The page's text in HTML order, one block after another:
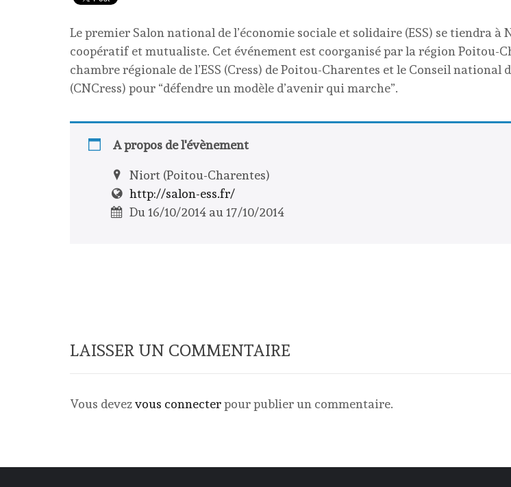
Le premier Salon national de l’économie sociale et solidaire (ESS) se tiendra à
coopératif et mutualiste. Cet événement est coorganisé par la région Poitou-
chambre régionale de l’ESS (Cress) de Poitou-Charentes et le Conseil national
(CNCress) pour “défendre un modèle d’avenir qui marche”.
A propos de l'évènement
Niort (Poitou-Charentes)
http://salon-ess.fr/
Du 16/10/2014 au 17/10/2014
LAISSER UN COMMENTAIRE
Vous devezvous connecterpour publier un commentaire.